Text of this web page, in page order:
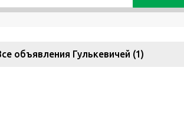
объявления Гулькевичей (1)